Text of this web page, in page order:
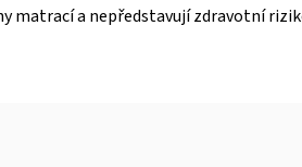
matrací a nepředstavují zdravotní